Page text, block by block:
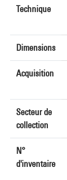
Technique
Dimensions
Acquisition
Secteur de
collection
N°
d'inventaire